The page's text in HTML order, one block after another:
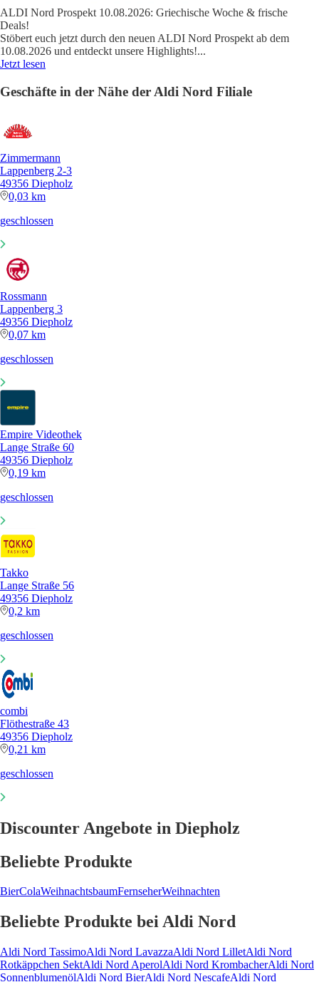
ALDI Nord Prospekt 10.08.2026: Griechische Woche & frische
Deals!
Stöbert euch jetzt durch den neuen ALDI Nord Prospekt ab dem
10.08.2026 und entdeckt unsere Highlights!...
Jetzt lesen
Geschäfte in der Nähe der Aldi Nord Filiale
Zimmermann
Lappenberg 2-3
49356 Diepholz
0,03 km
geschlossen
Rossmann
Lappenberg 3
49356 Diepholz
0,07 km
geschlossen
Empire Videothek
Lange Straße 60
49356 Diepholz
0,19 km
geschlossen
Takko
Lange Straße 56
49356 Diepholz
0,2 km
geschlossen
combi
Flöthestraße 43
49356 Diepholz
0,21 km
geschlossen
Discounter Angebote in Diepholz
Beliebte Produkte
BierColaWeihnachtsbaumFernseherWeihnachten
Beliebte Produkte bei Aldi Nord
Aldi Nord TassimoAldi Nord LavazzaAldi Nord LilletAldi Nord
Rotkäppchen SektAldi Nord AperolAldi Nord KrombacherAldi Nord
SonnenblumenölAldi Nord BierAldi Nord NescafeAldi Nord